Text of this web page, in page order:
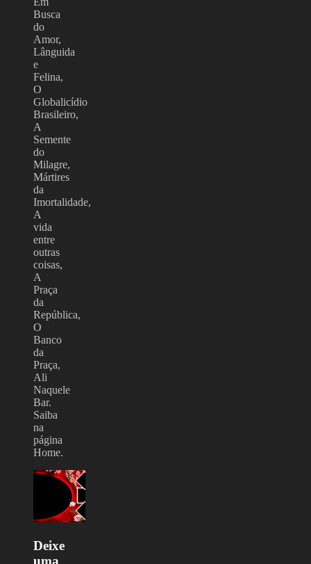
Busca
do
Amor,
Lânguida
e
Felina,
O
Globalicídio
Brasileiro,
A
Semente
do
Milagre,
Mártires
da
Imortalidade,
A
vida
entre
outras
coisas,
A
Praça
da
República,
O
Banco
da
Praça,
Ali
Naquele
Bar.
Saiba
na
página
Home.
Deixe
uma